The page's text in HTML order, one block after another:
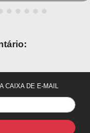
CAIXA DE E-MAIL